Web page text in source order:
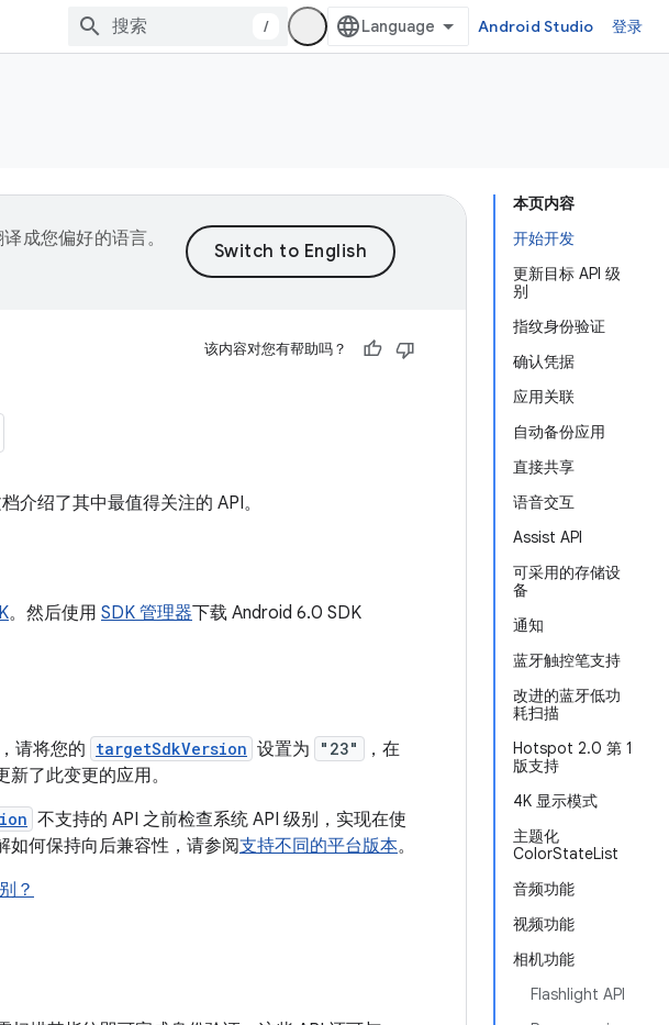
/ Android Studio 登录
本页内容
开始开发
更新目标 API 级
别
指纹身份验证
确认凭据
应用关联
自动备份应用
直接共享
语音交互
Assist API
可采用的存储设
备
通知
蓝牙触控笔支持
改进的蓝牙低功
耗扫描
Hotspot 2.0 第 1
版支持
4K 显示模式
主题化
ColorStateList
音频功能
视频功能
相机功能
Flashlight API
成您偏好的语言。
该内容对您有帮助吗？
介绍了其中最值得关注的 API。
。然后使用 SDK 管理器下载 Android 6.0 SDK
请将您的 targetSdkVersion 设置为 "23"
，在
了此变更的应用。
不支持的 API 之前检查系统 API 级别，实现在使
如何保持向后兼容性，请参阅支持不同的平台版本。
？